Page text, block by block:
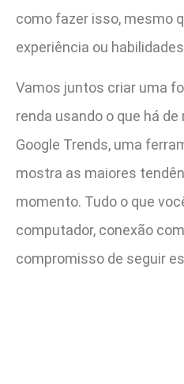
como fazer isso, mesmo
experiência ou
Vamos juntos criar uma
renda usando o que há
Google Trends, uma
mostra as maiores
momento. Tudo o que
computador, conexão
compromisso de seguir